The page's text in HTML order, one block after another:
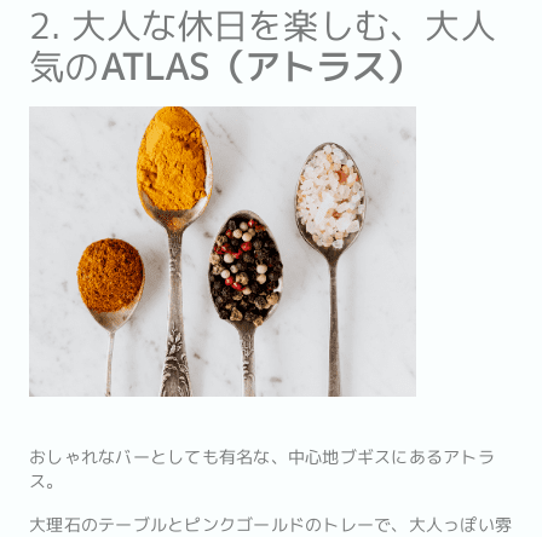
2. 大人な休日を楽しむ、大人
気のATLAS（アトラス）
おしゃれなバーとしても有名な、中心地ブギスにあるアトラ
ス。
大理石のテーブルとピンクゴールドのトレーで、大人っぽい雰